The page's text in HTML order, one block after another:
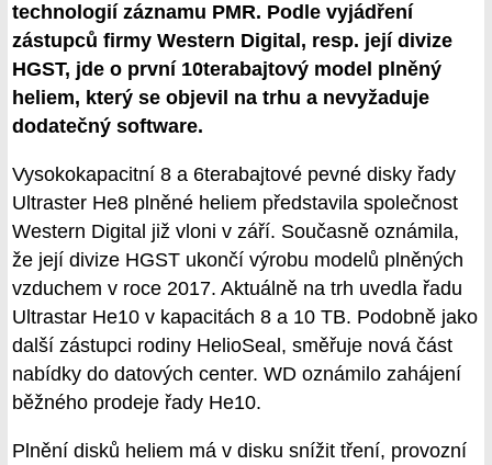
technologií záznamu PMR. Podle vyjádření
zástupců firmy Western Digital, resp. její divize
HGST, jde o první 10terabajtový model plněný
heliem, který se objevil na trhu a nevyžaduje
dodatečný software.
Vysokokapacitní 8 a 6terabajtové pevné disky řady
Ultraster He8 plněné heliem představila společnost
Western Digital již vloni v září. Současně oznámila,
že její divize HGST ukončí výrobu modelů plněných
vzduchem v roce 2017. Aktuálně na trh uvedla řadu
Ultrastar He10 v kapacitách 8 a 10 TB. Podobně jako
další zástupci rodiny HelioSeal, směřuje nová část
nabídky do datových center. WD oznámilo zahájení
běžného prodeje řady He10.
Plnění disků heliem má v disku snížit tření, provozní